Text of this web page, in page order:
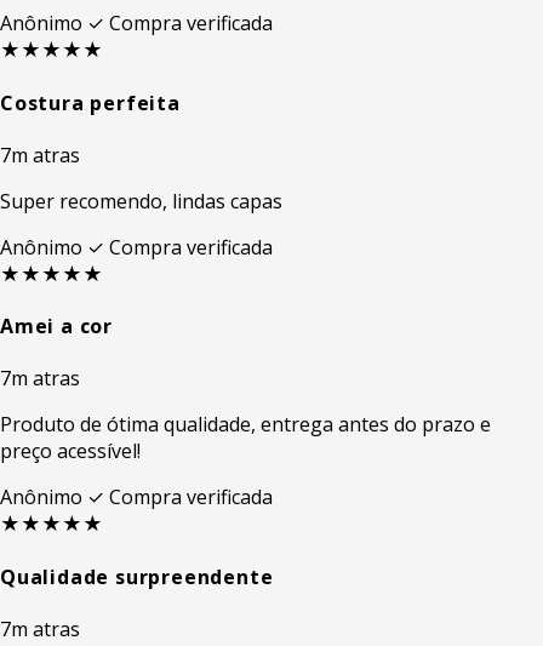
Anônimo ✓ Compra verificada
★★★★★
Costura perfeita
7m atras
Super recomendo, lindas capas
Anônimo ✓ Compra verificada
★★★★★
Amei a cor
7m atras
Produto de ótima qualidade, entrega antes do prazo e
preço acessível!
Anônimo ✓ Compra verificada
★★★★★
Qualidade surpreendente
7m atras